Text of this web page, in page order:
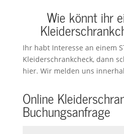
Wie könnt ihr
Ihr habt Interesse an einem
Kleiderschrankcheck, dann
hier. Wir melden uns
Online
Buchungsanfrage